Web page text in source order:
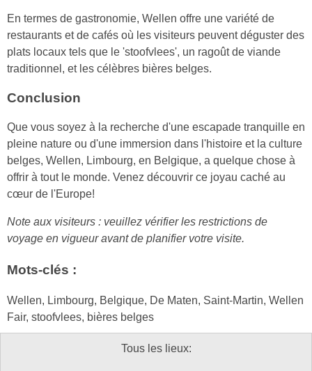
En termes de gastronomie, Wellen offre une variété de
restaurants et de cafés où les visiteurs peuvent déguster des
plats locaux tels que le 'stoofvlees', un ragoût de viande
traditionnel, et les célèbres bières belges.
Conclusion
Que vous soyez à la recherche d'une escapade tranquille en
pleine nature ou d'une immersion dans l'histoire et la culture
belges, Wellen, Limbourg, en Belgique, a quelque chose à
offrir à tout le monde. Venez découvrir ce joyau caché au
cœur de l'Europe!
Note aux visiteurs : veuillez vérifier les restrictions de
voyage en vigueur avant de planifier votre visite.
Mots-clés :
Wellen, Limbourg, Belgique, De Maten, Saint-Martin, Wellen
Fair, stoofvlees, bières belges
Tous les lieux: